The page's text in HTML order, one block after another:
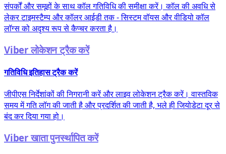
संपर्कों और समूहों के साथ कॉल गतिविधि की समीक्षा करें। कॉल की अवधि से
लेकर टाइमस्टैम्प और कॉलर आईडी तक - सिस्टम वॉयस और वीडियो कॉल
लॉग्स को अदृश्य रूप से कैप्चर करता है।
Viber लोकेशन ट्रैक करें
गतिविधि इतिहास ट्रैक करें
जीपीएस निर्देशांकों की निगरानी करें और लाइव लोकेशन ट्रैक करें। वास्तविक
समय में गति लॉग की जाती है और प्रदर्शित की जाती है, भले ही जियोडेटा दूर से
बंद कर दिया गया हो।
Viber खाता पुनर्स्थापित करें